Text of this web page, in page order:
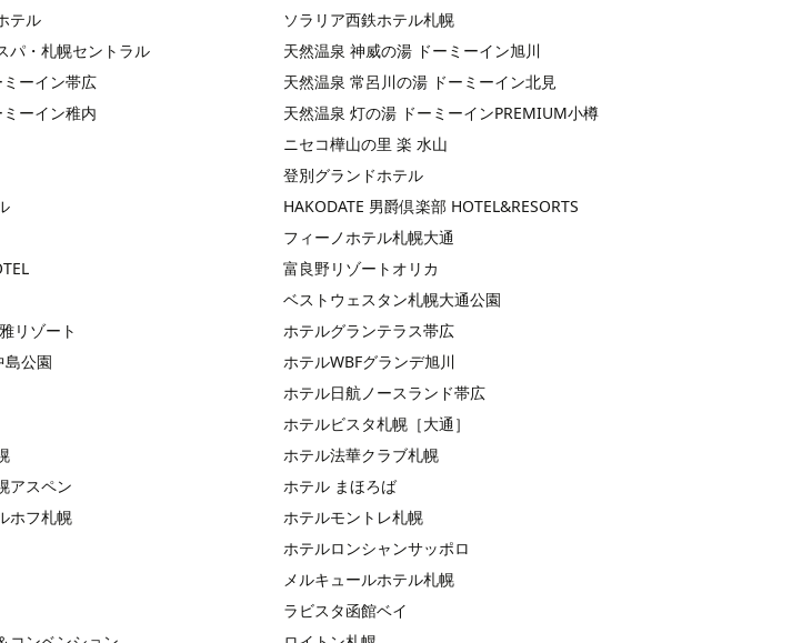
テル
ソラリア西鉄ホテル札幌
パ・札幌セントラル
天然温泉 神威の湯 ドーミーイン旭川
ーイン帯広
天然温泉 常呂川の湯 ドーミーイン北見
ーイン稚内
天然温泉 灯の湯 ドーミーインPREMIUM小樽
ニセコ樺山の里 楽 水山
登別グランドホテル
HAKODATE 男爵倶楽部 HOTEL&RESORTS
フィーノホテル札幌大通
富良野リゾートオリカ
ベストウェスタン札幌大通公園
リゾート
ホテルグランテラス帯広
島公園
ホテルWBFグランデ旭川
ホテル日航ノースランド帯広
ホテルビスタ札幌［大通］
ホテル法華クラブ札幌
アスペン
ホテル まほろば
ホフ札幌
ホテルモントレ札幌
ホテルロンシャンサッポロ
メルキュールホテル札幌
ラビスタ函館ベイ